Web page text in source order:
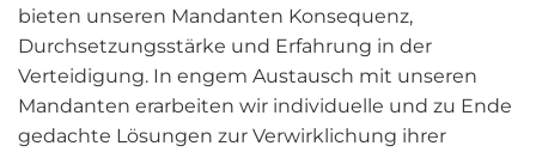
bieten unseren Mandanten Konsequenz,
Durchsetzungsstärke und Erfahrung in der
Verteidigung. In engem Austausch mit unseren
Mandanten erarbeiten wir individuelle und zu Ende
gedachte Lösungen zur Verwirklichung ihrer